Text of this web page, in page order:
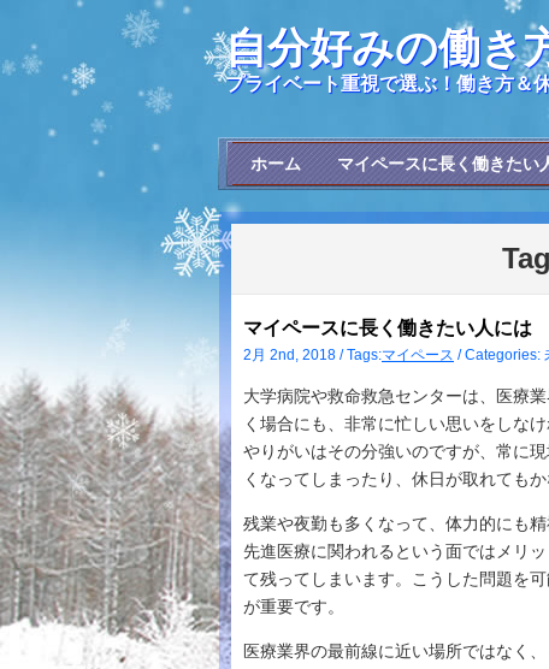
自分好みの働き
プライベート重視で選ぶ！働き方＆
ホーム マイペースに長く働きたい
マイペースに長く働きたい人には
2月 2nd, 2018 / Tags:マイペース / Categories:
大学病院や救命救急センターは、医療
く場合にも、非常に忙しい思いをしなけ
やりがいはその分強いのですが、常に
くなってしまったり、休日が取れても
残業や夜勤も多くなって、体力的にも
先進医療に関われるという面ではメリ
て残ってしまいます。こうした問題を
が重要です。
医療業界の最前線に近い場所ではなく